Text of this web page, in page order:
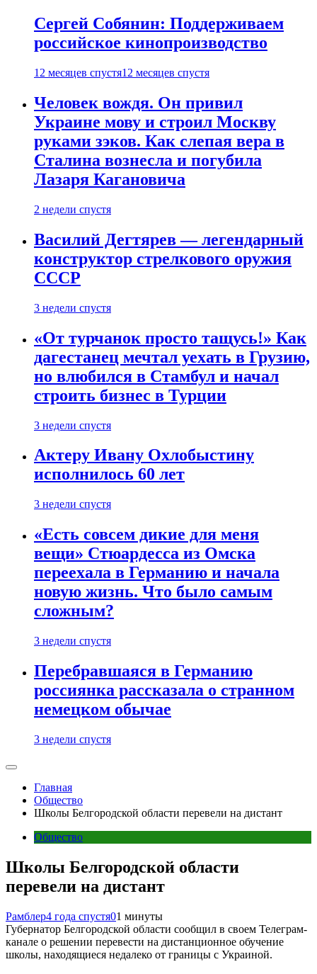
Сергей Собянин: Поддерживаем
российское кинопроизводство
12 месяцев спустя12 месяцев спустя
Человек вождя. Он привил
Украине мову и строил Москву
руками зэков. Как слепая вера в
Сталина вознесла и погубила
Лазаря Кагановича
2 недели спустя
Василий Дегтярев — легендарный
конструктор стрелкового оружия
СССР
3 недели спустя
«От турчанок просто тащусь!» Как
дагестанец мечтал уехать в Грузию,
но влюбился в Стамбул и начал
строить бизнес в Турции
3 недели спустя
Актеру Ивану Охлобыстину
исполнилось 60 лет
3 недели спустя
«Есть совсем дикие для меня
вещи» Стюардесса из Омска
переехала в Германию и начала
новую жизнь. Что было самым
сложным?
3 недели спустя
Перебравшаяся в Германию
россиянка рассказала о странном
немецком обычае
3 недели спустя
Главная
Общество
Школы Белгородской области перевели на дистант
Общество
Школы Белгородской области
перевели на дистант
Рамблер4 года спустя01 минуты
Губернатор Белгородской области сообщил в своем Телеграм-
канале о решении перевести на дистанционное обучение
школы, находящиеся недалеко от границы с Украиной.